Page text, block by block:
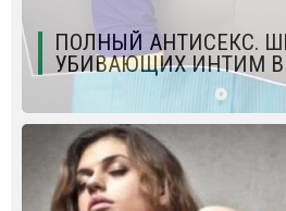
ПОЛНЫЙ АНТИСЕКС.
УБИВАЮЩИХ ИНТИМ В